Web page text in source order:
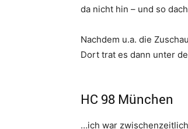
da nicht hin – und so
Nachdem u.a. die
Dort trat es dann unter
HC 98 München
…ich war